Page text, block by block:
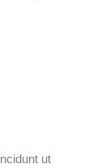
ut